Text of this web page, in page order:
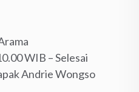
WIB – Selesai
Andrie Wongso